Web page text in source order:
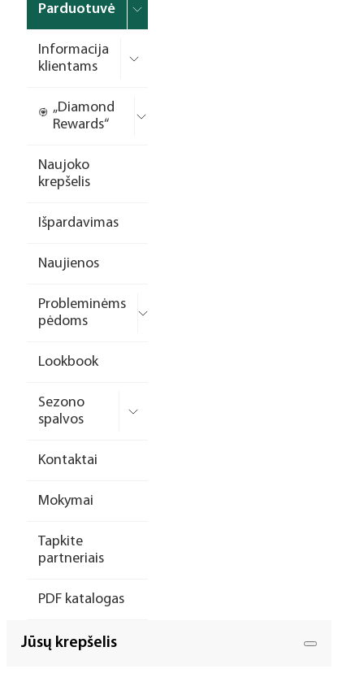
Parduotuvė
Informacija
klientams
„Diamond
Rewards“
Naujoko
krepšelis
Išpardavimas
Naujienos
Probleminėms
pėdoms
Lookbook
Sezono
spalvos
Kontaktai
Mokymai
Tapkite
partneriais
PDF katalogas
Jūsų krepšelis